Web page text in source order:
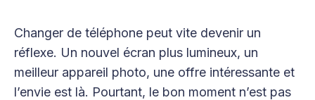
Changer de téléphone peut vite devenir un
réflexe. Un nouvel écran plus lumineux, un
meilleur appareil photo, une offre intéressante et
l’envie est là. Pourtant, le bon moment n’est pas